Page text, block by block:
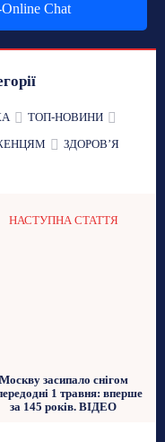
Chat
ТОП-НОВИНИ
ЗДОРОВʼЯ
НАСТУПНА СТАТТЯ
Москву засипало снігом
1 травня: вперше
за 145 років. ВІДЕО